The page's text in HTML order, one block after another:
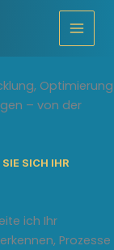
Optimierung
– von der
SICH IHR
ich Ihr
Prozesse